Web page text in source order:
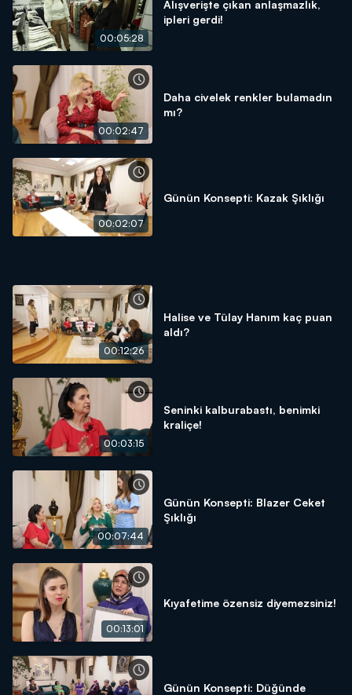
00:05:28
Alışverişte çıkan anlaşmazlık,
ipleri gerdi!
00:02:47
Daha civelek renkler bulamadın
mı?
00:02:07
Günün Konsepti: Kazak Şıklığı
00:12:26
Halise ve Tülay Hanım kaç puan
aldı?
00:03:15
Seninki kalburabastı, benimki
kraliçe!
00:07:44
Günün Konsepti: Blazer Ceket
Şıklığı
00:13:01
Kıyafetime özensiz diyemezsiniz!
Günün Konsepti: Düğünde